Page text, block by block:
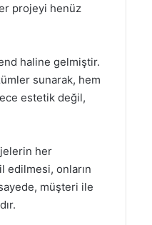
projeyi henüz
haline gelmiştir.
sunarak, hem
estetik değil,
her
edilmesi, onların
müşteri ile